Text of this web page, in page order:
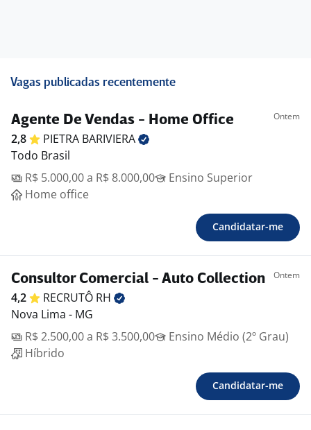
Vagas publicadas recentemente
Agente De Vendas - Home Office Ontem
2,8 PIETRA BARIVIERA
Todo Brasil
R$ 5.000,00 a R$ 8.000,00
Ensino Superior
Home office
Candidatar-me
Consultor Comercial - Auto Collection Ontem
4,2 RECRUTÔ RH
Nova Lima - MG
R$ 2.500,00 a R$ 3.500,00
Ensino Médio (2º Grau)
Híbrido
Candidatar-me